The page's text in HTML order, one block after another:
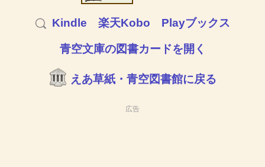
Kindle 楽天Kobo Playブックス
青空文庫の図書カードを開く
えあ草紙・青空図書館に戻る
広告